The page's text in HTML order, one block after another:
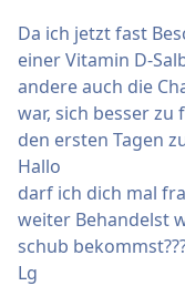
Da ich jetzt fast
einer Vitamin D-
andere auch die
war, sich besser
den ersten Tagen
Hallo
darf ich dich mal
weiter Behandelst
schub
Lg